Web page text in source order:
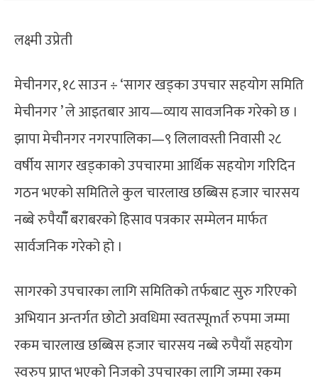
लक्ष्मी उप्रेती
मेचीनगर, १८ साउन ÷ ‘सागर खड्का उपचार सहयोग समिति
मेचीनगर ’ ले आइतबार आय—व्याय सावजनिक गरेको छ ।
झापा मेचीनगर नगरपालिका—९ लिलावस्ती निवासी २८
वर्षीय सागर खड्काको उपचारमा आर्थिक सहयोग गरिदिन
गठन भएको समितिले कुल चारलाख छब्बिस हजार चारसय
नब्बे रुपैयाँँ बराबरको हिसाव पत्रकार सम्मेलन मार्फत
सार्वजनिक गरेको हो ।
सागरको उपचारका लागि समितिको तर्फबाट सुरु गरिएको
अभियान अन्तर्गत छोटो अवधिमा स्वतस्पूmर्त रुपमा जम्मा
रकम चारलाख छब्बिस हजार चारसय नब्बे रुपैयाँ सहयोग
स्वरुप प्राप्त भएको निजको उपचारका लागि जम्मा रकम